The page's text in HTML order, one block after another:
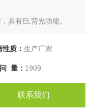
具有EL背光功能。
性质： 生产厂家
量： 1909
联系我们